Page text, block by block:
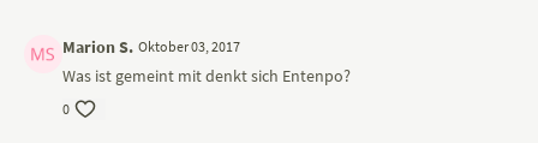
Marion S. Oktober 03, 2017
Was ist gemeint mit denkt sich Entenpo?
0